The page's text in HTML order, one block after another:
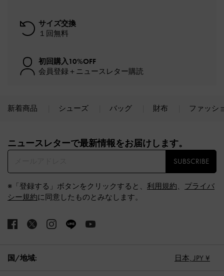
サイズ交換
１回無料
初回購入10%OFF
会員登録＋ニュースレター購読
新着商品 シューズ バッグ 財布 ファッシ
ニュースレターで最新情報をお届けします。​
SUBSCRIBE
※「登録する」ボタンをクリックすると、 利用規約、 プライバ
シー規約に同意したものとみなします。
国/地域: 日本, JPY ¥